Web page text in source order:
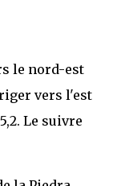
le nord-est
vers l'est
Le suivre